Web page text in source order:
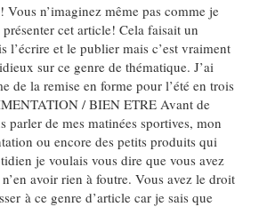
n’imaginez même pas comme je
cet article! Cela faisait un
l’écrire et le publier mais c’est vraiment
sur ce genre de thématique. J’ai
de la remise en forme pour l’été en trois
/ BIEN ETRE Avant de
parler de mes matinées sportives, mon
ou encore des petits produits qui
je voulais vous dire que vous avez
avoir rien à foutre. Vous avez le droit
à ce genre d’article car je sais que